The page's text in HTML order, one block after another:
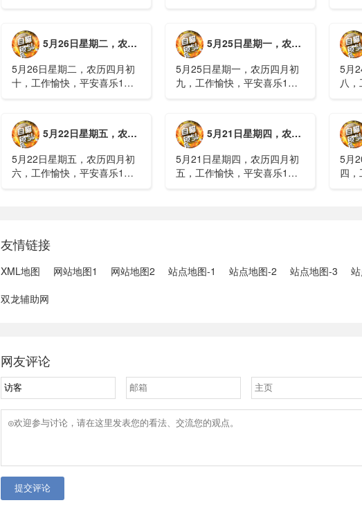
山体滑坡：21名林场工人遇
难，年龄最长者近6旬3、近亿
元高标......
家科技进步一等奖！同济大学
为纳米制造铸就“精准标尺”3、
四川宜宾高......
果(
初期
触3
5月26日星期二，农历四月初十，工作愉快，平安喜乐
5月26日星期二，农历四月初
十，工作愉快，平安喜乐1、
15年2、神舟二十三号载人飞
船与空间站组合体完成自主快
速交会对接......
5月25日星期一，农历四月初九，工作愉快，平安喜乐
5月25日星期一，农历四月初
九，工作愉快，平安喜乐1、
接2、山洪等地质灾害风险
大，重庆永川连续暴雨已致17
人失联，1人......
5月
八
一
下
清
5月22日星期五，农历四月初六，工作愉快，平安喜乐
5月22日星期五，农历四月初
六，工作愉快，平安喜乐1、
3、司法部：......
5月21日星期四，农历四月初五，工作愉快，平安喜乐
5月21日星期四，农历四月初
五，工作愉快，平安喜乐1、
5月
四
友情链接
XML地图 网站地图1 网站地图2 站点地图-1 站点地图-2 站点地图-3
双龙辅助网
网友评论
提交评论